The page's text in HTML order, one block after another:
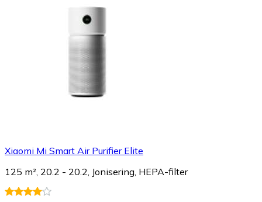
Xiaomi Mi Smart Air Purifier Elite
125 m², 20.2 - 20.2, Jonisering, HEPA-filter